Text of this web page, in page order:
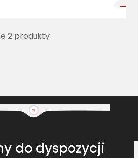
2 produkty
do dyspozycji